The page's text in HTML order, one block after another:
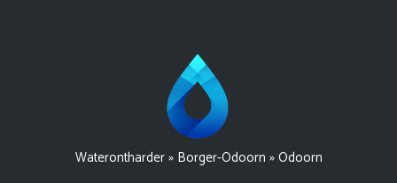
Waterontharder» Borger-Odoorn »Odoorn